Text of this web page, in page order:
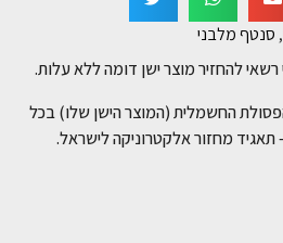
, סנטף מלבני
להחזיר מוצר ישן דומה ללא עלות.
החשמלית (המוצר הישן שלו) בכל
מחזור אלקטרוניקה לישראל.